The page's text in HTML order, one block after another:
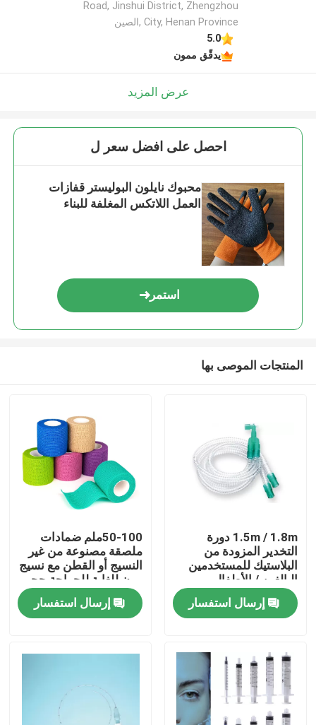
المنزل
المنتجات
فيديوهات
حولنا
جولة في المصنع
Road, Jinshui District, Zhengzhou
City, Henan Province ,الصين
5.0
يدقّق ممون
عرض المزيد
احصل على افضل سعر ل
محبوك نايلون البوليستر قفازات
العمل اللاتكس المغلفة للبناء
استمر
المنتجات الموصى بها
1.5m / 1.8m دورة
التخدير المزودة من
البلاستيك للمستخدمين
البالغين / الأطفال
إرسال استفسار
50-100ملم ضمادات
ملصقة مصنوعة من غير
النسيج أو القطن مع نسيج
مرن للغاية للجراحة حجم
مخصص لون
إرسال استفسار